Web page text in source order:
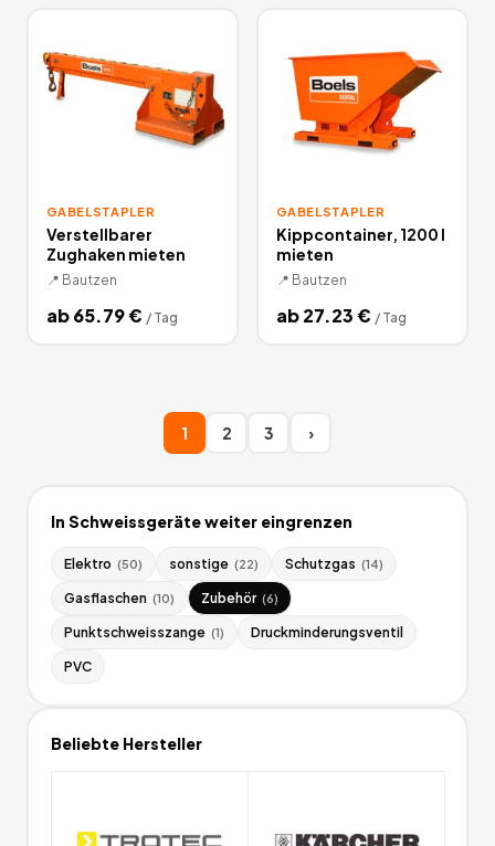
GABELSTAPLER
Verstellbarer
Zughaken mieten
📍 Bautzen
ab65.79€ / Tag
GABELSTAPLER
Kippcontainer, 1200 l
mieten
📍 Bautzen
ab27.23€ / Tag
1 2 3 ›
In Schweissgeräteweiter eingrenzen
Elektro (50) sonstige (22) Schutzgas (14)
Gasflaschen (10) Zubehör (6)
Punktschweisszange (1) Druckminderungsventil
PVC
Beliebte Hersteller